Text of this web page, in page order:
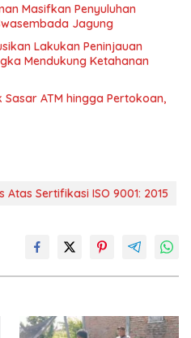
Masifkan Penyuluhan
Jagung
Lakukan Peninjauan
Mendukung Ketahanan
ATM hingga Pertokoan,
Sertifikasi ISO 9001: 2015